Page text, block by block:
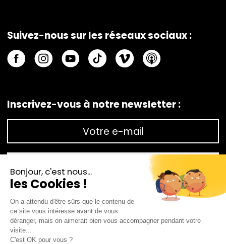
Suivez-nous sur les réseaux sociaux :
Inscrivez-vous à notre newsletter :